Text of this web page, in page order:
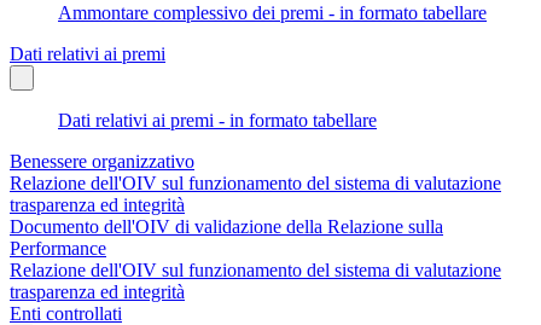
Ammontare complessivo dei premi - in formato tabellare
Dati relativi ai premi
Dati relativi ai premi - in formato tabellare
Benessere organizzativo
Relazione dell'OIV sul funzionamento del sistema di valutazione
trasparenza ed integrità
Documento dell'OIV di validazione della Relazione sulla
Performance
Relazione dell'OIV sul funzionamento del sistema di valutazione
trasparenza ed integrità
Enti controllati